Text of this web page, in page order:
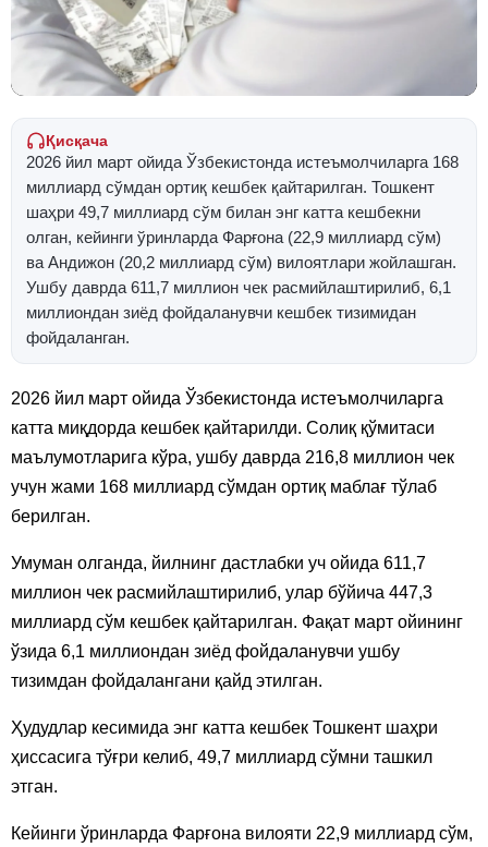
Қисқача
2026 йил март ойида Ўзбекистонда истеъмолчиларга 168
миллиард сўмдан ортиқ кешбек қайтарилган. Тошкент
шаҳри 49,7 миллиард сўм билан энг катта кешбекни
олган, кейинги ўринларда Фарғона (22,9 миллиард сўм)
ва Андижон (20,2 миллиард сўм) вилоятлари жойлашган.
Ушбу даврда 611,7 миллион чек расмийлаштирилиб, 6,1
миллиондан зиёд фойдаланувчи кешбек тизимидан
фойдаланган.
2026 йил март ойида Ўзбекистонда истеъмолчиларга
катта миқдорда кешбек қайтарилди. Солиқ қўмитаси
маълумотларига кўра, ушбу даврда 216,8 миллион чек
учун жами 168 миллиард сўмдан ортиқ маблағ тўлаб
берилган.
Умуман олганда, йилнинг дастлабки уч ойида 611,7
миллион чек расмийлаштирилиб, улар бўйича 447,3
миллиард сўм кешбек қайтарилган. Фақат март ойининг
ўзида 6,1 миллиондан зиёд фойдаланувчи ушбу
тизимдан фойдалангани қайд этилган.
Ҳудудлар кесимида энг катта кешбек Тошкент шаҳри
ҳиссасига тўғри келиб, 49,7 миллиард сўмни ташкил
этган.
Кейинги ўринларда Фарғона вилояти 22,9 миллиард сўм,